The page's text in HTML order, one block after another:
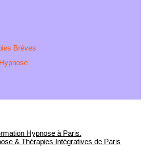
Brèves
Hypnose à Paris.
& Thérapies Intégratives de Paris